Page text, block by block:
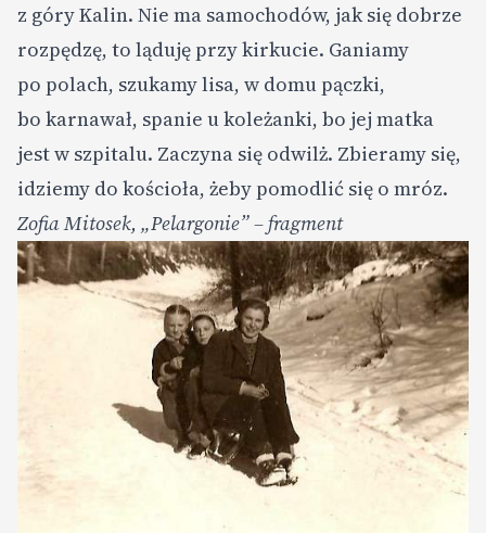
z góry Kalin. Nie ma samochodów, jak się dobrze
rozpędzę, to ląduję przy kirkucie. Ganiamy
po polach, szukamy lisa, w domu pączki,
bo karnawał, spanie u koleżanki, bo jej matka
jest w szpitalu. Zaczyna się odwilż. Zbieramy się,
idziemy do kościoła, żeby pomodlić się o mróz.
Zofia Mitosek, „Pelargonie” – fragment